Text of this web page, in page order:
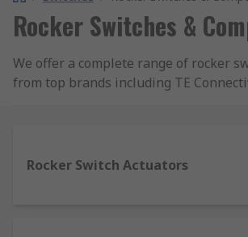
Rocker Switches &
We offer a complete range of rocker
from top brands including TE
panels.
Rocker Switch Actuators